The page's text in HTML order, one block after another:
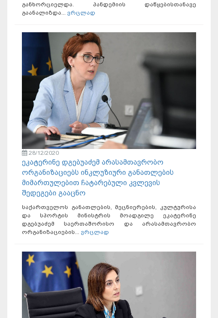
განხორციელდა. პანდემიის დაწყებისთანავე
გაანალიზდა... ვრცლად
28/12/2020
ეკატერინე დგებუაძემ არასამთავრობო
ორგანიზაციებს ინკლუზიური განათლების
მიმართულებით ჩატარებული კვლევის
შედეგები გააცნო
საქართველოს განათლების, მეცნიერების, კულტურისა
და სპორტის მინისტრის მოადგილე ეკატერინე
დგებუაძემ საერთაშორისო და არასამთავრობო
ორგანიზაციების... ვრცლად